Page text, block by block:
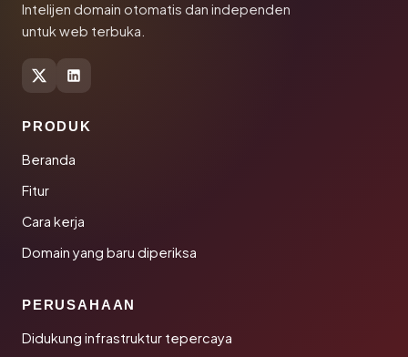
Intelijen domain otomatis dan independen
untuk web terbuka.
PRODUK
Beranda
Fitur
Cara kerja
Domain yang baru diperiksa
PERUSAHAAN
Didukung infrastruktur tepercaya